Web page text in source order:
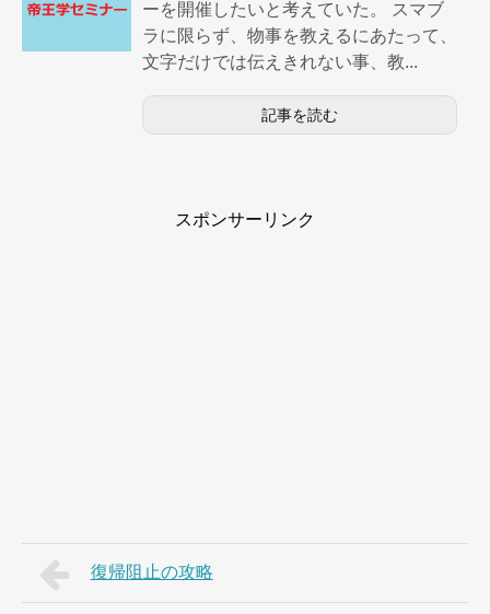
ーを開催したいと考えていた。 スマブ
ラに限らず、物事を教えるにあたって、
文字だけでは伝えきれない事、教...
記事を読む
スポンサーリンク
復帰阻止の攻略